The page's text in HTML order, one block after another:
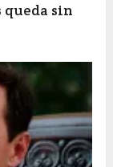
queda sin